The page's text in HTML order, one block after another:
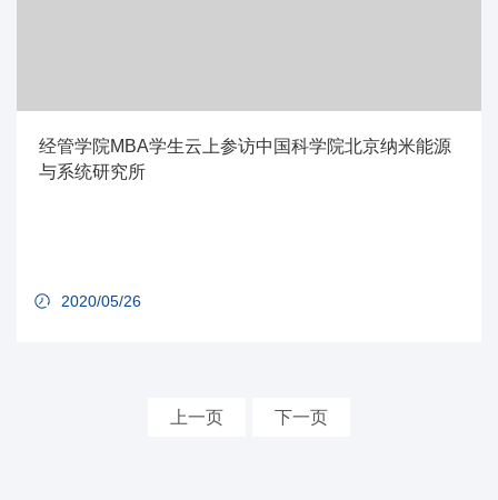
经管学院MBA学生云上参访中国科学院北京纳米能源
与系统研究所
2020/05/26
上一页 下一页